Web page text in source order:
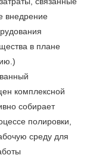
внедрение
в плане
комплексной
собирает
полировки,
среду для